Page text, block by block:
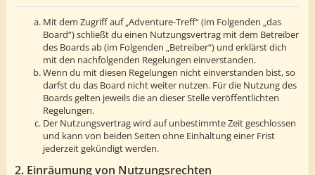
Mit dem Zugriff auf „Adventure-Treff“ (im Folgenden „das
Board“) schließt du einen Nutzungsvertrag mit dem Betreiber
des Boards ab (im Folgenden „Betreiber“) und erklärst dich
mit den nachfolgenden Regelungen einverstanden.
Wenn du mit diesen Regelungen nicht einverstanden bist, so
darfst du das Board nicht weiter nutzen. Für die Nutzung des
Boards gelten jeweils die an dieser Stelle veröffentlichten
Regelungen.
Der Nutzungsvertrag wird auf unbestimmte Zeit geschlossen
und kann von beiden Seiten ohne Einhaltung einer Frist
jederzeit gekündigt werden.
2. Einräumung von Nutzungsrechten